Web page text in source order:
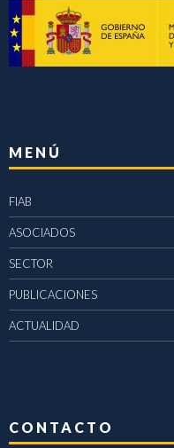
MENÚ
FIAB
ASOCIADOS
SECTOR
PUBLICACIONES
ACTUALIDAD
CONTACTO